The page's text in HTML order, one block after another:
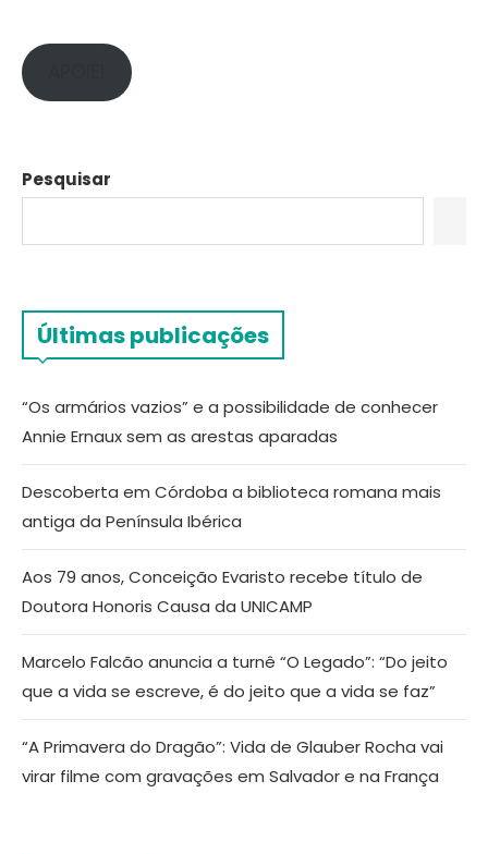
Pesquisar
Últimas publicações
“Os armários vazios” e a possibilidade de conhecer
Annie Ernaux sem as arestas aparadas
Descoberta em Córdoba a biblioteca romana mais
antiga da Península Ibérica
Aos 79 anos, Conceição Evaristo recebe título de
Doutora Honoris Causa da UNICAMP
Marcelo Falcão anuncia a turnê “O Legado”: “Do jeito
que a vida se escreve, é do jeito que a vida se faz”
“A Primavera do Dragão”: Vida de Glauber Rocha vai
virar filme com gravações em Salvador e na França